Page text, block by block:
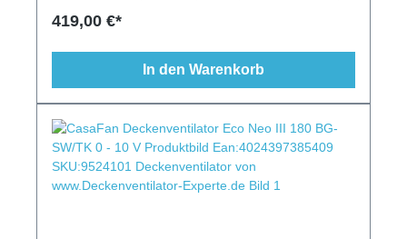
Schlaftimer, Leuchte möglich, längere
419,00 €*
In den Warenkorb